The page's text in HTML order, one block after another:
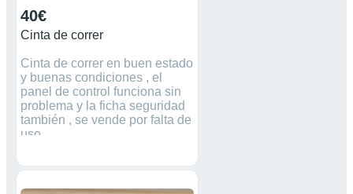
40€
Cinta de correr
Cinta de correr en buen estado
y buenas condiciones , el
panel de control funciona sin
problema y la ficha seguridad
también , se vende por falta de
uso.